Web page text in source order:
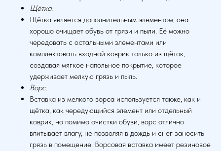
Щётка.
Щётка является дополнительным элементом, она
хорошо очищает обувь от грязи и пыли. Её можно
чередовать с остальными элементами или
комплектовать входной коврик только из щёток,
создавая мягкое напольное покрытие, которое
удерживает мелкую грязь и пыль.
Ворс.
Вставка из мелкого ворса используется также, как и
щётка, как чередующийся элемент или отдельный
коврик, но помимо очистки обуви, ворс отлично
впитывает влагу, не позволяя в дождь и снег заносить
грязь в помещение. Ворсовая вставка имеет резиновое